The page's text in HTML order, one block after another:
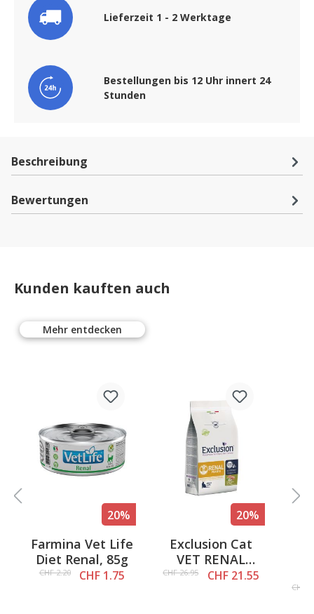
Lieferzeit 1 - 2 Werktage
Bestellungen bis 12 Uhr innert 24
Stunden
Beschreibung
Bewertungen
Kunden kauften auch
Mehr entdecken
out of 5 stars
20%
Farmina Vet Life
Diet Renal, 85g
CHF 2.20 CHF 1.75
20%
Exclusion Cat
VET RENAL
PHASE 2 Pork
CHF 26.95 CHF 21.55
CHF